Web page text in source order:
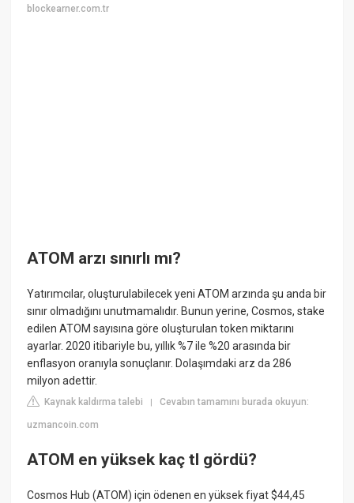
blockearner.com.tr
ATOM arzı sınırlı mı?
Yatırımcılar, oluşturulabilecek yeni ATOM arzında şu anda bir
sınır olmadığını unutmamalıdır. Bunun yerine, Cosmos, stake
edilen ATOM sayısına göre oluşturulan token miktarını
ayarlar. 2020 itibariyle bu, yıllık %7 ile %20 arasında bir
enflasyon oranıyla sonuçlanır. Dolaşımdaki arz da 286
milyon adettir.
Kaynak kaldırma talebi |Cevabın tamamını burada okuyun:
uzmancoin.com
ATOM en yüksek kaç tl gördü?
Cosmos Hub (ATOM) için ödenen en yüksek fiyat $44,45